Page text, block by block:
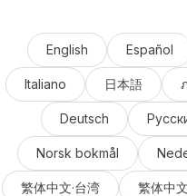
English Español
Italiano 日本語
Deutsch
Norsk bokmål
繁体中文·台湾 繁体中